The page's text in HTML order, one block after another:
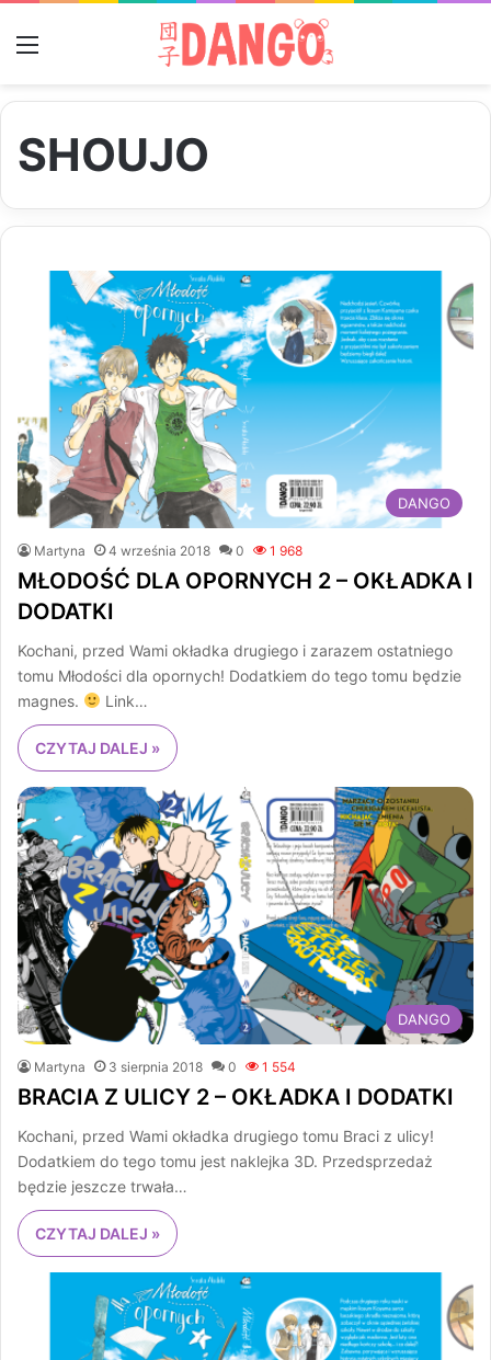
SHOUJO
DANGO
Martyna 4 września 2018 0 1 968
MŁODOŚĆ DLA OPORNYCH 2 – OKŁADKA I
DODATKI
Kochani, przed Wami okładka drugiego i zarazem ostatniego
tomu Młodości dla opornych! Dodatkiem do tego tomu będzie
magnes.
Link…
CZYTAJ DALEJ »
DANGO
Martyna 3 sierpnia 2018 0 1 554
BRACIA Z ULICY 2 – OKŁADKA I DODATKI
Kochani, przed Wami okładka drugiego tomu Braci z ulicy!
Dodatkiem do tego tomu jest naklejka 3D. Przedsprzedaż
będzie jeszcze trwała…
CZYTAJ DALEJ »